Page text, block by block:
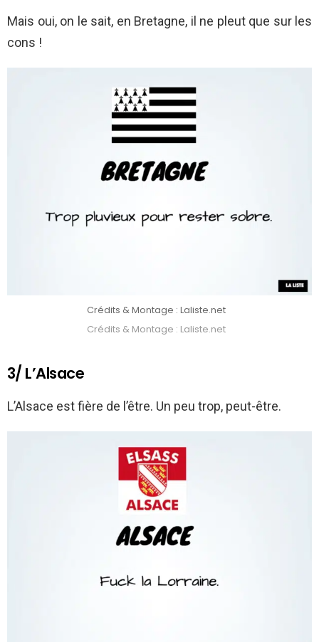
Mais oui, on le sait, en Bretagne, il ne pleut que sur les
cons !
Crédits & Montage : Laliste.net
Crédits & Montage : Laliste.net
3/ L’Alsace
L’Alsace est fière de l’être. Un peu trop, peut-être.